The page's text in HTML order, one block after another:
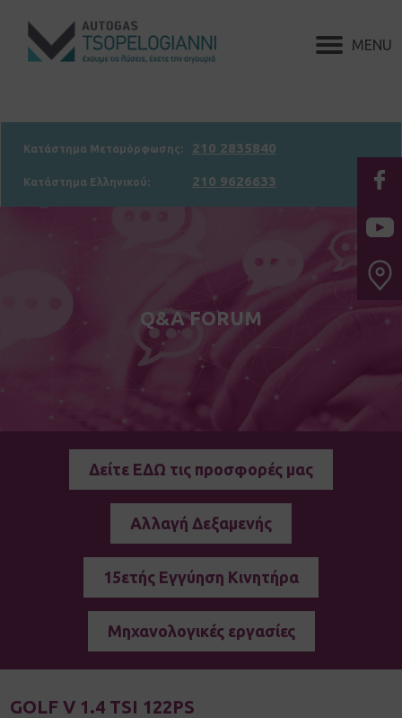
Κατάστημα Μεταμόρφωσης: 210 2835840
Κατάστημα Ελληνικού: 210 9626633
Q&A FORUM
Δείτε ΕΔΩ τις προσφορές μας
Αλλαγή Δεξαμενής
15ετής Εγγύηση Κινητήρα
Μηχανολογικές εργασίες
GOLF V 1.4 TSI 122PS